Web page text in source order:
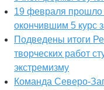
19 февраля прошло
окончившим 5 курс
Подведены итоги
творческих работ
экстремизму
Команда Северо-